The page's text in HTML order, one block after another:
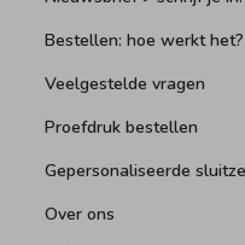
Bestellen: hoe werkt het?
Veelgestelde vragen
Proefdruk bestellen
Gepersonaliseerde
Over ons